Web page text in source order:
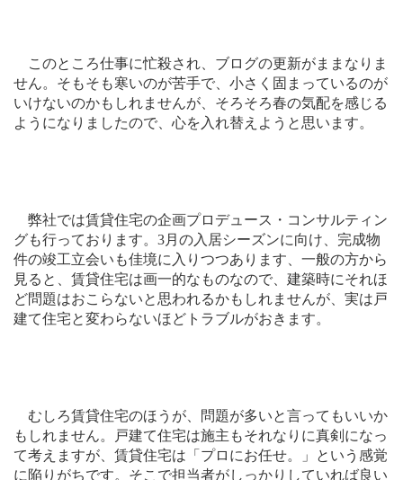
このところ仕事に忙殺され、ブログの更新がままなりま
せん。そもそも寒いのが苦手で、小さく固まっているのが
いけないのかもしれませんが、そろそろ春の気配を感じる
ようになりましたので、心を入れ替えようと思います。
弊社では賃貸住宅の企画プロデュース・コンサルティン
グも行っております。 3月の入居シーズンに向け、完成物
件の竣工立会いも佳境に入りつつあります、一般の方から
見ると、賃貸住宅は画一的なものなので、建築時にそれほ
ど問題はおこらないと思われるかもしれませんが、実は戸
建て住宅と変わらないほどトラブルがおきます。
むしろ賃貸住宅のほうが、問題が多いと言ってもいいか
もしれません。戸建て住宅は施主もそれなりに真剣になっ
て考えますが、賃貸住宅は「プロにお任せ。」という感覚
に陥りがちです。そこで担当者がしっかりしていれば良い